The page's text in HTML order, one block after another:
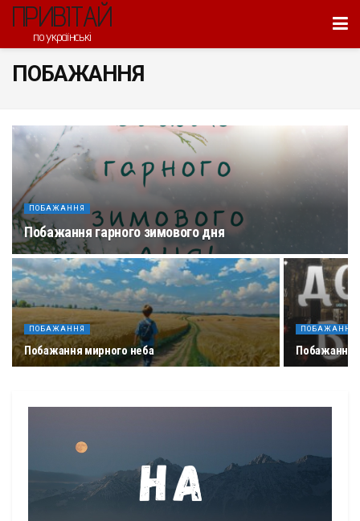
ПРИВІТАЙ
по українські
ПОБАЖАННЯ
ПОБАЖАННЯ
Побажання гарного зимового дня
ПОБАЖАННЯ
Побажання мирного неба
ПОБАЖАННЯ
Побажання